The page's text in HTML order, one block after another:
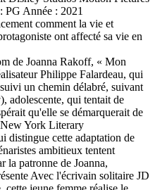
PG Année : 2021
comment la vie et
ont affecté sa vie en
de Joanna Rakoff, « Mon
Philippe Falardeau, qui
un chemin délabré, suivant
adolescente, qui tentait de
qu'elle se démarquerait de
New York Literary
distingue cette adaptation de
ambitieux tentent
la patronne de Joanna,
Avec l'écrivain solitaire JD